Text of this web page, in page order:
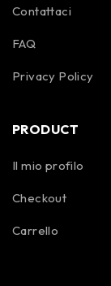
Contattaci
FAQ
Privacy Policy
PRODUCT
Il mio profilo
Checkout
Carrello